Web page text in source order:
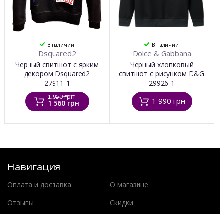
В наличии
Dsquared2
Черный свитшот с ярким
декором Dsquared2
27911-1
1 950 грн
1 560 грн
В наличии
Dolce & Gabbana
Черный хлопковый
свитшот с рисунком D&G
29926-1
1 990 грн
Навигация
Оплата и доставка
О магазине
Отзывы
Скидки